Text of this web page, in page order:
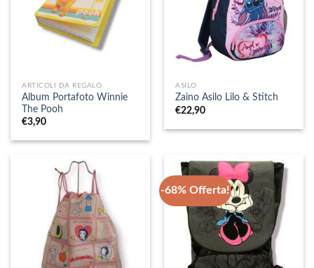
ARTICOLI DA REGALO
Album Portafoto Winnie
The Pooh
€3,90
ASILO
Zaino Asilo Lilo & Stitch
€22,90
-68% Offerta!